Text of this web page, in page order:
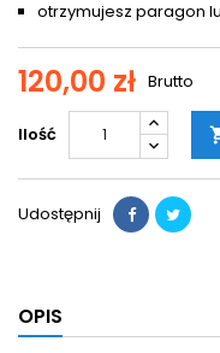
otrzymujesz paragon
120,00 zł Brutto
Ilość
Udostępnij
OPIS